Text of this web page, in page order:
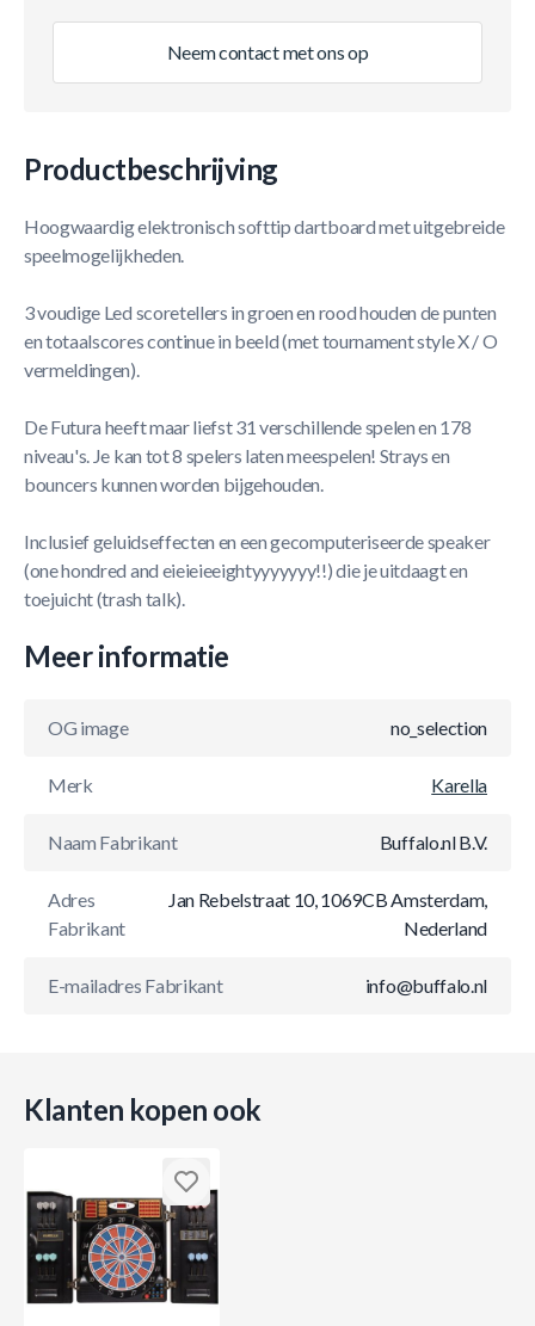
Neem contact met ons op
Productbeschrijving
Hoogwaardig elektronisch softtip dartboard met uitgebreide
speelmogelijkheden.
3 voudige Led scoretellers in groen en rood houden de punten
en totaalscores continue in beeld (met tournament style X / O
vermeldingen).
De Futura heeft maar liefst 31 verschillende spelen en 178
niveau's. Je kan tot 8 spelers laten meespelen! Strays en
bouncers kunnen worden bijgehouden.
Inclusief geluidseffecten en een gecomputeriseerde speaker
(one hondred and eieieieeightyyyyyyy!!) die je uitdaagt en
toejuicht (trash talk).
Meer informatie
OG image no_selection
Merk Karella
Naam Fabrikant Buffalo.nl B.V.
Adres
Fabrikant
Jan Rebelstraat 10, 1069CB Amsterdam,
Nederland
E-mailadres Fabrikant info@buffalo.nl
Klanten kopen ook